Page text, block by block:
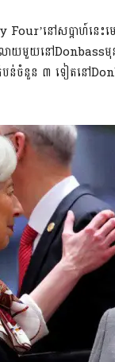
នៅសប្តាហ៍នេះមេដឹ
យមួយនៅDonbassមុន
ៅតំបន់ចំនួន ៣ ទៀតនៅ